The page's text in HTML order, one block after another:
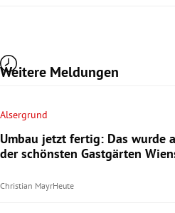
Weitere Meldungen
Alsergrund
Umbau jetzt fertig: Das wurde
der schönsten Gastgärten
Christian MayrHeute